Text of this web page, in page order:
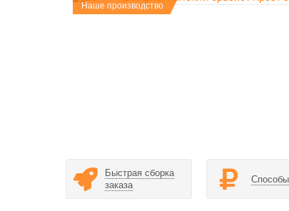
Наше производство
Быстрая сборка
заказа